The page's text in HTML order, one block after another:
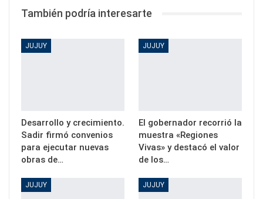
También podría interesarte
JUJUY
Desarrollo y crecimiento.
Sadir firmó convenios
para ejecutar nuevas
obras de…
JUJUY
El gobernador recorrió la
muestra «Regiones
Vivas» y destacó el valor
de los…
JUJUY JUJUY